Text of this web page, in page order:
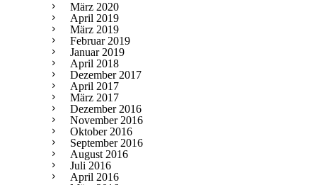
März 2020
April 2019
März 2019
Februar 2019
Januar 2019
April 2018
Dezember 2017
April 2017
März 2017
Dezember 2016
November 2016
Oktober 2016
September 2016
August 2016
Juli 2016
April 2016